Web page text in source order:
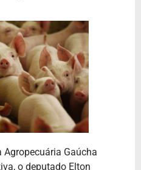
Agropecuária Gaúcha
o deputado Elton